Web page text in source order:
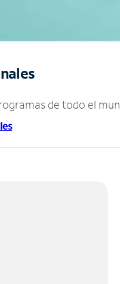
de todo el